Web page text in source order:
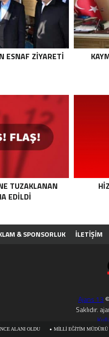
ESNAF ZIYARETI
TUZAKLANAN
EDILDI
& SPONSORLUK
İLETIŞIM
Ajans 13
Saklıdır.
MILLI EĞITIM MÜDÜRÜ KOKRMAZ’DAN